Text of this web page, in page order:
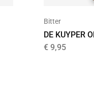
Bitter
DE KUYPER
€ 9,95